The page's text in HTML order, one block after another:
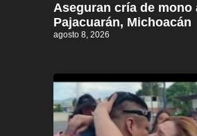
Aseguran cría de mono
Pajacuarán, Michoacán
agosto 8, 2026